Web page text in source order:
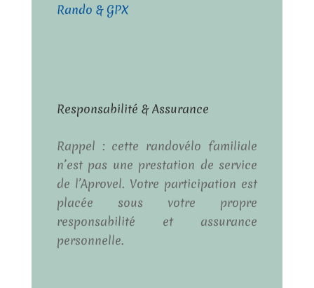
Rando & GPX
Responsabilité & Assurance
Rappel : cette randovélo familiale
n’est pas une prestation de service
de l’Aprovel. Votre participation est
placée sous votre propre
responsabilité et assurance
personnelle.